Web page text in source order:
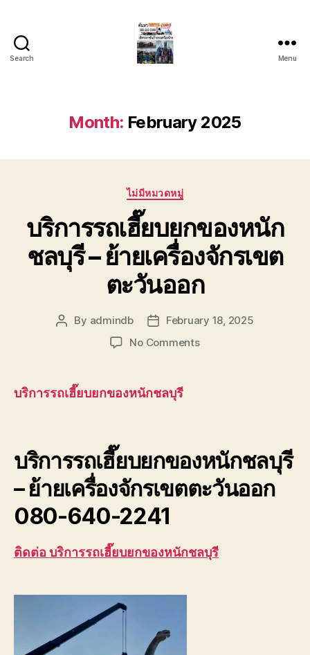
Search
ลาก
รถ
ชลบุรี
ชั่วโมง
0802220366
Menu
Month: February 2025
Categories
ไม่มีหมวดหมู่
บริการรถเฮี๊ยบยกของหนัก
ชลบุรี – ย้ายเครื่องจักรเขต
ตะวันออก
Post
By admindb
PostFebruary 18, 2025
No Commentson
ชลบุรี
–
ย้าย
เครื่องจักร
บริการรถเฮี๊ยบยกของหนักชลบุรี
บริการรถเฮี๊ยบยกของหนักชลบุรี
– ย้ายเครื่องจักรเขตตะวันออก
080-640-2241
ติดต่อ บริการรถเฮี๊ยบยกของหนักชลบุรี